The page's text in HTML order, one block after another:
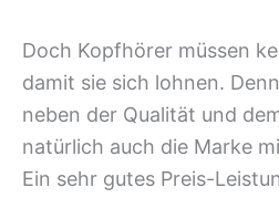
Doch Kopfhörer müssen
damit sie sich lohnen.
neben der Qualität und
natürlich auch die Marke
Ein sehr gutes Preis-